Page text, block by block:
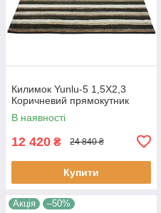
Килимок Yunlu-5 1,5Х2,3
Коричневий прямокутник
В наявності
12 420 ₴ 24 840 ₴
Купити
Акція –50%